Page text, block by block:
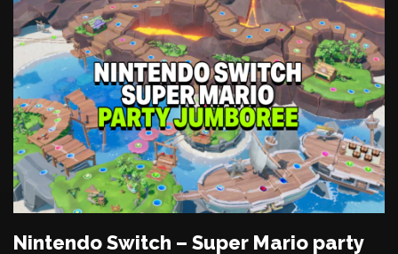
Nintendo Switch – Super Mario party